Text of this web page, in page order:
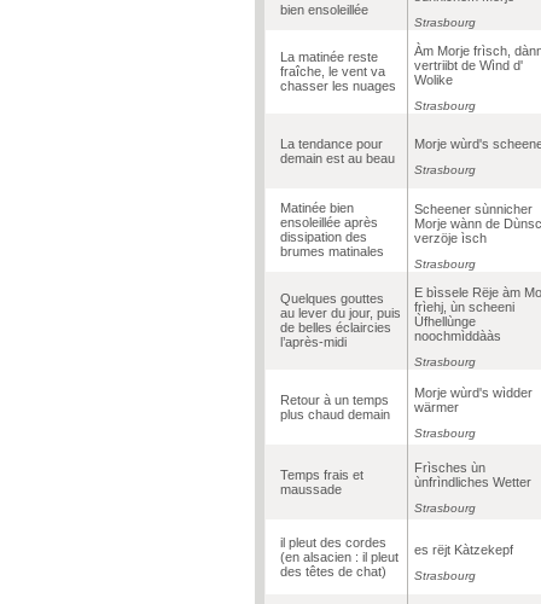
bien ensoleillée
Strasbourg
La matinée reste
fraîche, le vent va
chasser les nuages
Àm Morje frìsch,
vertriibt de Wìnd d'
Wolike
Strasbourg
La tendance pour
demain est au beau
Morje wùrd's
Strasbourg
Matinée bien
ensoleillée après
dissipation des
brumes matinales
Scheener sùnnicher
Morje wànn de
verzöje ìsch
Strasbourg
Quelques gouttes
au lever du jour, puis
de belles éclaircies
l’après-midi
E bìssele Rëje àm
frìehj, ùn scheeni
Ùfhellùnge
noochmìddààs
Strasbourg
Retour à un temps
plus chaud demain
Morje wùrd's wìdder
wärmer
Strasbourg
Temps frais et
maussade
Frìsches ùn
ùnfrìndliches Wetter
Strasbourg
il pleut des cordes
(en alsacien : il pleut
des têtes de chat)
es rëjt Kàtzekepf
Strasbourg